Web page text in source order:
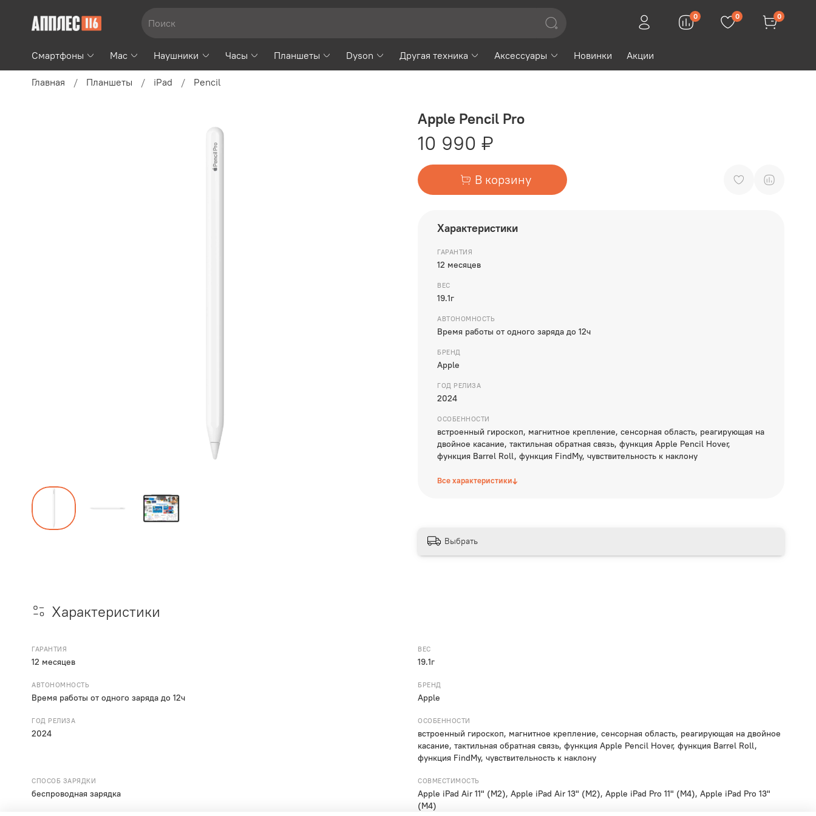
0 0 0
Смартфоны Mac Наушники Часы Планшеты Dyson Другая техника Аксессуары Новинки Акции
Главная Планшеты iPad Pencil
Apple Pencil Pro
10 990 ₽
В корзину
Характеристики
ГАРАНТИЯ
12 месяцев
ВЕС
19.1г
АВТОНОМНОСТЬ
Время работы от одного заряда до 12ч
БРЕНД
Apple
ГОД РЕЛИЗА
2024
ОСОБЕННОСТИ
встроенный гироскоп, магнитное крепление, сенсорная область, реагирующая на
двойное касание, тактильная обратная связь, функция Apple Pencil Hover,
функция Barrel Roll, функция FindMy, чувствительность к наклону
Все характеристики↓
Выбрать
Характеристики
ГАРАНТИЯ
12 месяцев
ВЕС
19.1г
АВТОНОМНОСТЬ
Время работы от одного заряда до 12ч
БРЕНД
Apple
ГОД РЕЛИЗА
2024
ОСОБЕННОСТИ
встроенный гироскоп, магнитное крепление, сенсорная область, реагирующая на двойное
касание, тактильная обратная связь, функция Apple Pencil Hover, функция Barrel Roll,
функция FindMy, чувствительность к наклону
СПОСОБ ЗАРЯДКИ
беспроводная зарядка
СОВМЕСТИМОСТЬ
Apple iPad Air 11" (M2), Apple iPad Air 13" (M2), Apple iPad Pro 11" (M4), Apple iPad Pro 13"
(M4)